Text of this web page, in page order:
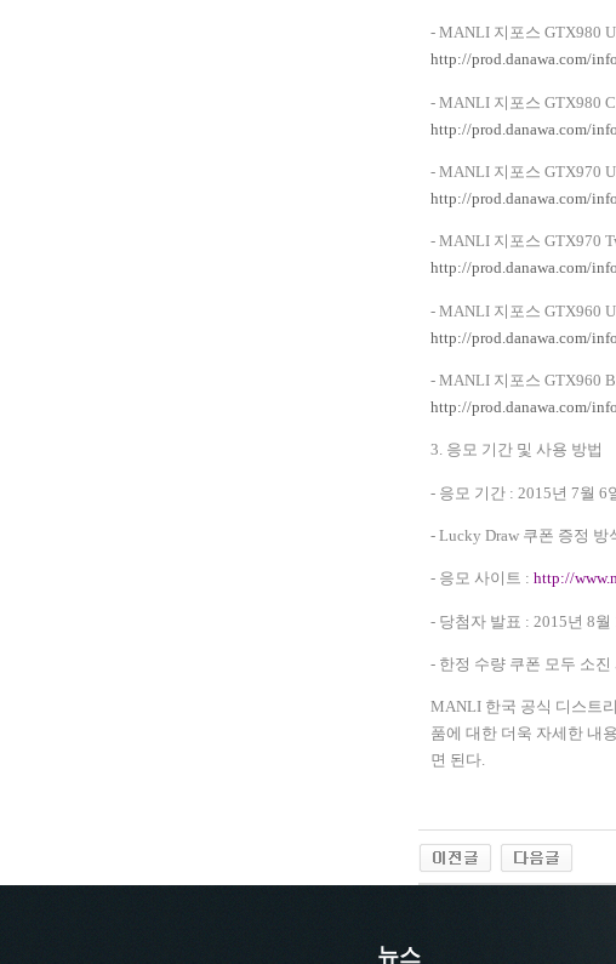
- MANLI 지포스 GTX980
http://prod.danawa.com/
- MANLI 지포스 GTX980
http://prod.danawa.com/
- MANLI 지포스 GTX970
http://prod.danawa.com/
- MANLI 지포스 GTX970
http://prod.danawa.com/
- MANLI 지포스 GTX960
http://prod.danawa.com/
- MANLI 지포스 GTX960
http://prod.danawa.com/
3. 응모 기간 및 사용 방법
- 응모 기간 : 2015년 7월 6
- Lucky Draw 쿠폰 증정 방
- 응모 사이트 : http://
- 당첨자 발표 : 2015년 8월
- 한정 수량 쿠폰 모두 소진
MANLI 한국 공식 디스트
품에 대한 더욱 자세한 내
면 된다.
뉴스